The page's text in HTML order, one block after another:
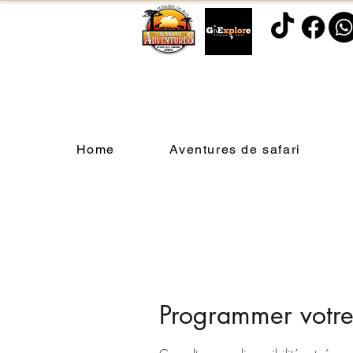
Home Aventures de safari
Programmer